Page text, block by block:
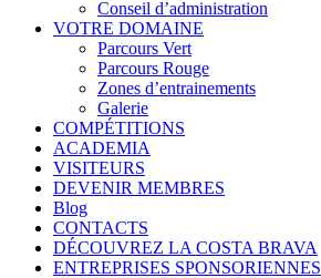
Conseil d’administration
VOTRE DOMAINE
Parcours Vert
Parcours Rouge
Zones d’entrainements
Galerie
COMPÉTITIONS
ACADEMIA
VISITEURS
DEVENIR MEMBRES
Blog
CONTACTS
DÉCOUVREZ LA COSTA BRAVA
ENTREPRISES SPONSORIENNES